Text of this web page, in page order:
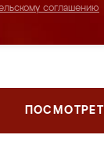
соглашению